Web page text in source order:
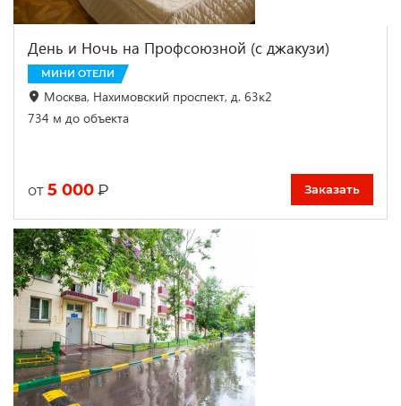
День и Ночь на Профсоюзной (с джакузи)
МИНИ ОТЕЛИ
Москва, Нахимовский проспект, д. 63к2
734 м до объекта
от 5 000 ₽ Заказать